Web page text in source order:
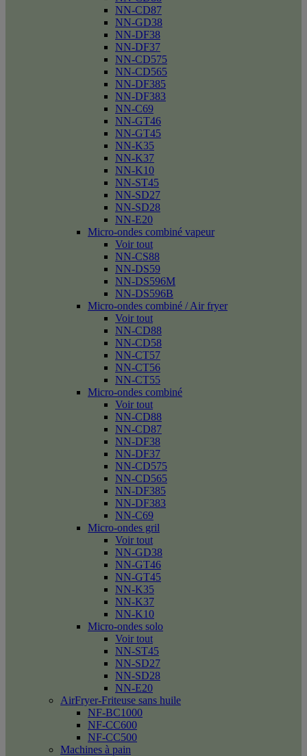
NN-CD87
NN-GD38
NN-DF38
NN-DF37
NN-CD575
NN-CD565
NN-DF385
NN-DF383
NN-C69
NN-GT46
NN-GT45
NN-K35
NN-K37
NN-K10
NN-ST45
NN-SD27
NN-SD28
NN-E20
Micro-ondes combiné vapeur
Voir tout
NN-CS88
NN-DS59
NN-DS596M
NN-DS596B
Micro-ondes combiné / Air fryer
Voir tout
NN-CD88
NN-CD58
NN-CT57
NN-CT56
NN-CT55
Micro-ondes combiné
Voir tout
NN-CD88
NN-CD87
NN-DF38
NN-DF37
NN-CD575
NN-CD565
NN-DF385
NN-DF383
NN-C69
Micro-ondes gril
Voir tout
NN-GD38
NN-GT46
NN-GT45
NN-K35
NN-K37
NN-K10
Micro-ondes solo
Voir tout
NN-ST45
NN-SD27
NN-SD28
NN-E20
AirFryer-Friteuse sans huile
NF-BC1000
NF-CC600
NF-CC500
Machines à pain